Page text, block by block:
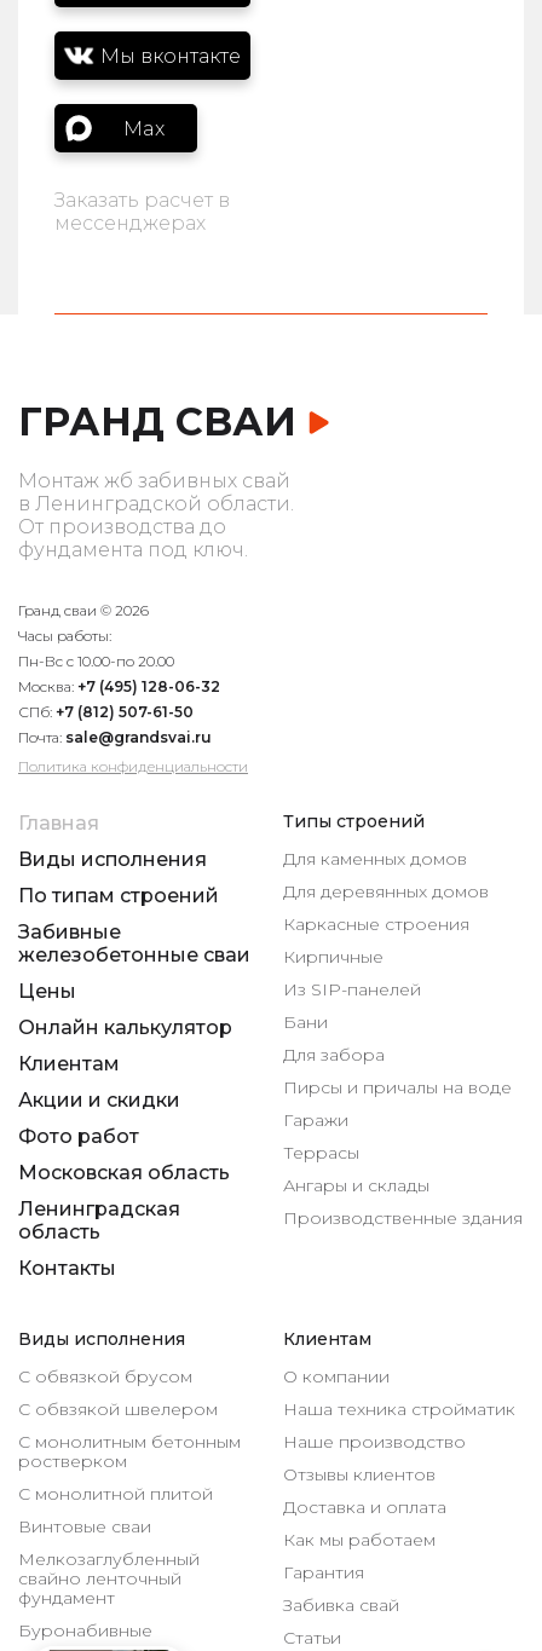
Мы вконтакте
Max
Заказать расчет в
мессенджерах
ГРАНД СВАИ
Монтаж жб забивных свай
в Ленинградской области.
От производства до
фундамента под ключ.
Гранд сваи © 2026
Часы работы:
Пн-Вс с 10.00-по 20.00
Москва: +7 (495) 128-06-32
СПб: +7 (812) 507-61-50
Почта: sale@grandsvai.ru
Политика конфиденциальности
Главная
Виды исполнения
По типам строений
Забивные
железобетонные сваи
Цены
Онлайн калькулятор
Клиентам
Акции и скидки
Фото работ
Московская область
Ленинградская
область
Контакты
Типы строений
Для каменных домов
Для деревянных домов
Каркасные строения
Кирпичные
Из SIP-панелей
Бани
Для забора
Пирсы и причалы на воде
Гаражи
Террасы
Ангары и склады
Производственные здания
Виды исполнения
С обвязкой брусом
С обвзякой швелером
С монолитным бетонным
ростверком
С монолитной плитой
Винтовые сваи
Мелкозаглубленный
свайно ленточный
фундамент
Буронабивные
Клиентам
О компании
Наша техника стройматик
Наше производство
Отзывы клиентов
Доставка и оплата
Как мы работаем
Гарантия
Забивка свай
Статьи